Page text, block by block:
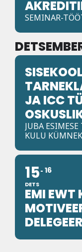
SEMINAR-
JA ICC
JUBA
KULU
15
DETS
16
EMI EWT